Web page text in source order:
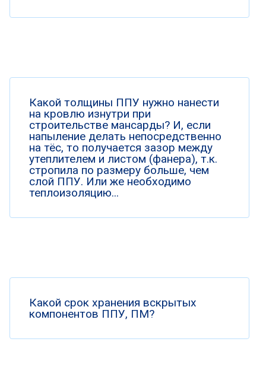
Какой толщины ППУ нужно нанести
на кровлю изнутри при
строительстве мансарды? И, если
напыление делать непосредственно
на тёс, то получается зазор между
утеплителем и листом (фанера), т.к.
стропила по размеру больше, чем
слой ППУ. Или же необходимо
теплоизоляцию...
Какой срок хранения вскрытых
компонентов ППУ, ПМ?